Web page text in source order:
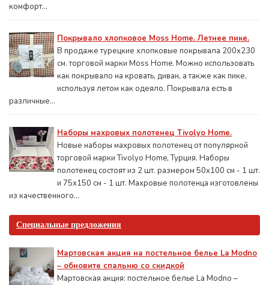
комфорт...
Покрывало хлопковое Moss Home. Летнее пике.
В продаже турецкие хлопковые покрывала 200x230
см. торговой марки Moss Home. Можно использовать
как покрывало на кровать, диван, а также как пике,
используя летом как одеяло. Покрывала есть в
различные...
Наборы махровых полотенец Tivolyo Home.
Новые наборы махровых полотенец от популярной
торговой марки Tivolyo Home, Турция. Наборы
полотенец состоят из 2 шт. размером 50x100 см - 1 шт.
и 75х150 см - 1 шт. Махровые полотенца изготовлены
из качественного...
Специальные предложения
Мартовская акция на постельное белье La Modno
– обновите спальню со скидкой
Мартовская акция: постельное белье La Modno –